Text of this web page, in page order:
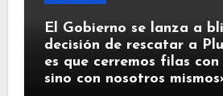
El Gobierno se lanza a
decisión de rescatar a
es que cerremos filas
sino con nosotros